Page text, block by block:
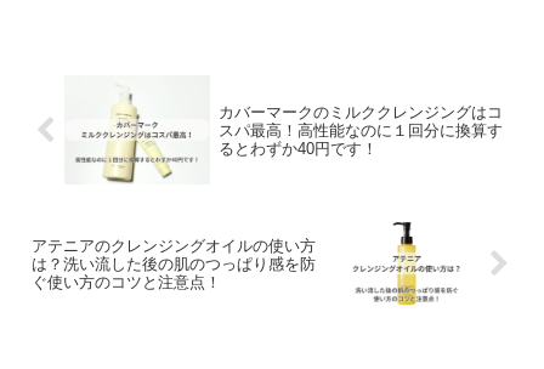
カバーマークのミルククレンジングはコ
スパ最高！高性能なのに１回分に換算す
るとわずか40円です！
アテニアのクレンジングオイルの使い方
は？洗い流した後の肌のつっぱり感を防
ぐ使い方のコツと注意点！